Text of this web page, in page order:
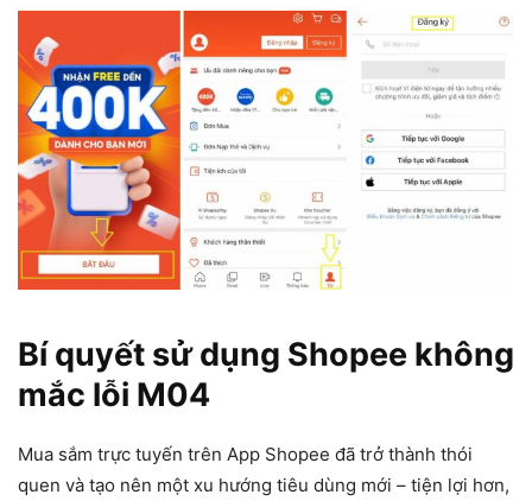
Bí quyết sử dụng Shopee không
mắc lỗi M04
Mua sắm trực tuyến trên App Shopee đã trở thành thói
quen và tạo nên một xu hướng tiêu dùng mới – tiện lợi hơn,